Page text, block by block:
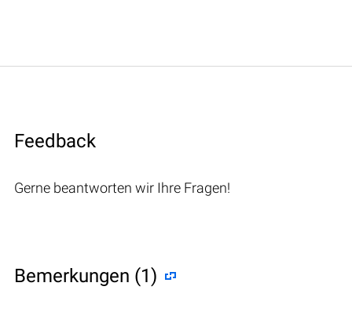
Feedback
Gerne beantworten wir Ihre Fragen!
Bemerkungen (1)